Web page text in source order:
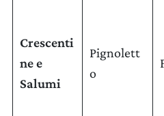
Crescenti
ne e
Salumi
Pignolett
o